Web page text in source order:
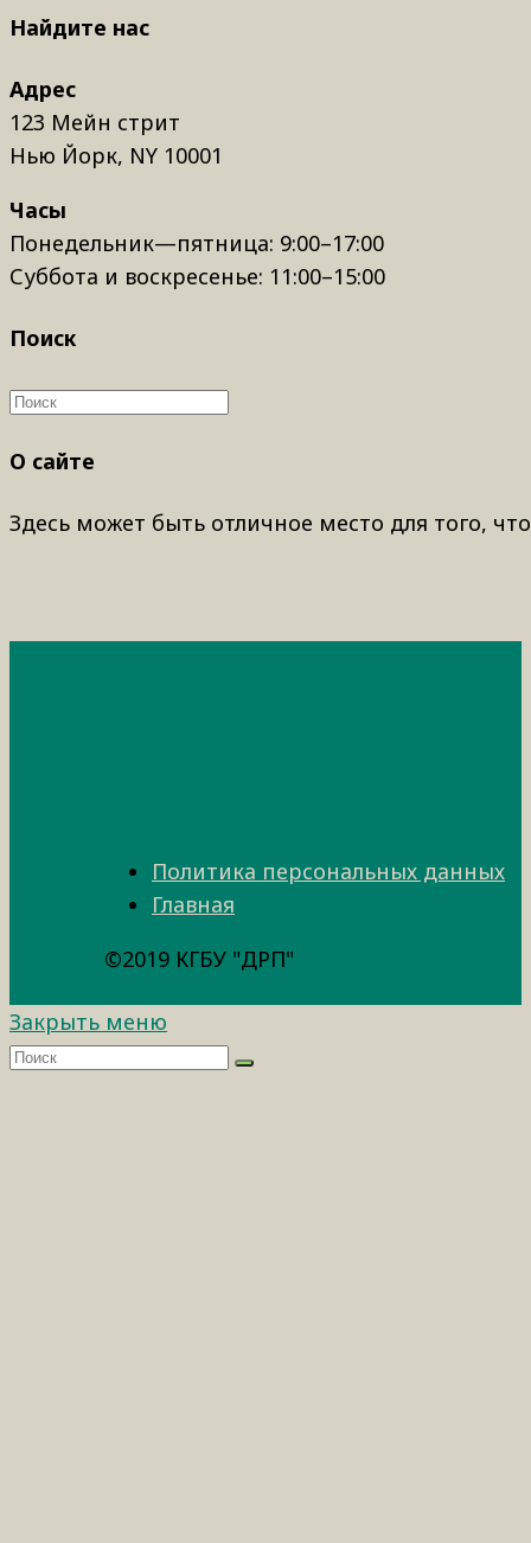
Найдите нас
Адрес
123 Мейн стрит
Нью Йорк, NY 10001
Часы
Понедельник—пятница: 9:00–17:00
Суббота и воскресенье: 11:00–15:00
Поиск
О сайте
Здесь может быть отличное место для того,
Политика персональных данных
Главная
©2019 КГБУ "ДРП"
Закрыть меню